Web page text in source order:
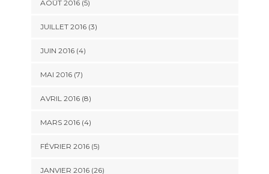
AOÛT 2016 (5)
JUILLET 2016 (3)
JUIN 2016 (4)
MAI 2016 (7)
AVRIL 2016 (8)
MARS 2016 (4)
FÉVRIER 2016 (5)
JANVIER 2016 (26)